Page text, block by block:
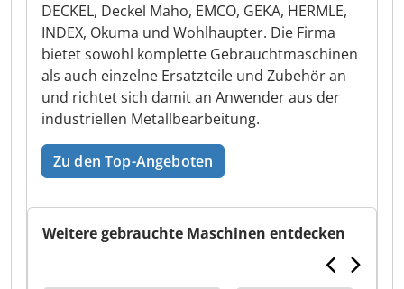
DECKEL, Deckel Maho, EMCO, GEKA, HERMLE,
INDEX, Okuma und Wohlhaupter. Die Firma
bietet sowohl komplette Gebrauchtmaschinen
als auch einzelne Ersatzteile und Zubehör an
und richtet sich damit an Anwender aus der
industriellen Metallbearbeitung.
Zu den Top-Angeboten
Weitere gebrauchte Maschinen entdecken